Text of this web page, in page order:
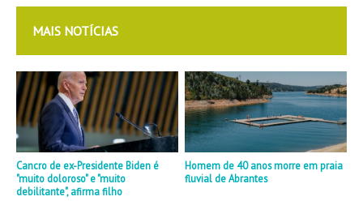
MAIS NOTÍCIAS
Cancro de ex-Presidente Biden é
"muito doloroso" e "muito
debilitante", afirma filho
Homem de 40 anos morre em praia
fluvial de Abrantes